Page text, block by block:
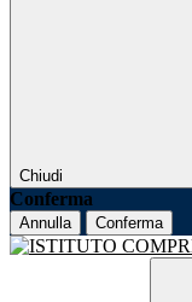
Chiudi
Conferma
Annulla Conferma